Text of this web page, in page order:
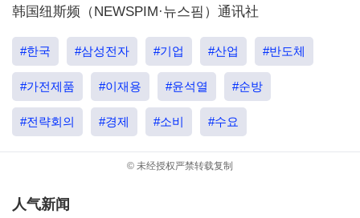
韩国纽斯频（NEWSPIM·뉴스핌）通讯社
#한국 #삼성전자 #기업 #산업 #반도체
#가전제품 #이재용 #윤석열 #순방
#전략회의 #경제 #소비 #수요
© 未经授权严禁转载复制
人气新闻